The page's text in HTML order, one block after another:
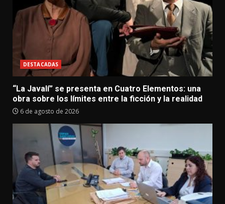
DESTACADAS
“La Javalí” se presenta en Cuatro Elementos: una
obra sobre los límites entre la ficción y la realidad
6 de agosto de 2026